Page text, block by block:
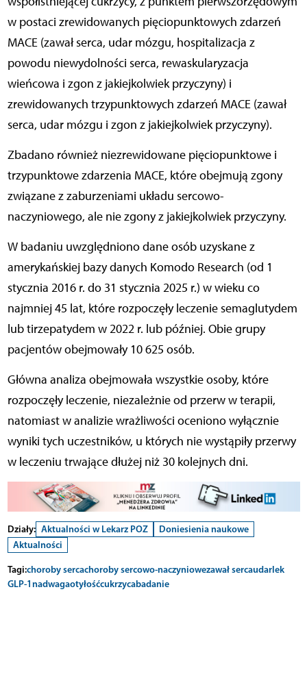
w postaci zrewidowanych pięciopunktowych zdarzeń
MACE (zawał serca, udar mózgu, hospitalizacja z
powodu niewydolności serca, rewaskularyzacja
wieńcowa i zgon z jakiejkolwiek przyczyny) i
zrewidowanych trzypunktowych zdarzeń MACE (zawał
serca, udar mózgu i zgon z jakiejkolwiek przyczyny).
Zbadano również niezrewidowane pięciopunktowe i
trzypunktowe zdarzenia MACE, które obejmują zgony
związane z zaburzeniami układu sercowo-
naczyniowego, ale nie zgony z jakiejkolwiek przyczyny.
W badaniu uwzględniono dane osób uzyskane z
amerykańskiej bazy danych Komodo Research (od 1
stycznia 2016 r. do 31 stycznia 2025 r.) w wieku co
najmniej 45 lat, które rozpoczęły leczenie semaglutydem
lub tirzepatydem w 2022 r. lub później. Obie grupy
pacjentów obejmowały 10 625 osób.
Główna analiza obejmowała wszystkie osoby, które
rozpoczęły leczenie, niezależnie od przerw w terapii,
natomiast w analizie wrażliwości oceniono wyłącznie
wyniki tych uczestników, u których nie wystąpiły przerwy
w leczeniu trwające dłużej niż 30 kolejnych dni.
Działy: Aktualności w Lekarz POZ
Doniesienia naukowe
Aktualności
Tagi:choroby sercachoroby sercowo-naczyniowezawał sercaudarlek
GLP-1nadwagaotyłośćcukrzycabadanie